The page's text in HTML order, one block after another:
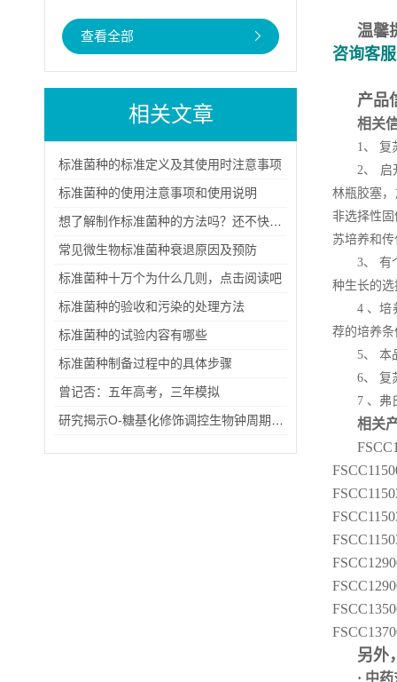
查看全部
相关文章
标准菌种的标准定义及其使用时注意事项
标准菌种的使用注意事项和使用说明
常见微生物标准菌种衰退原因及预防
标准菌种十万个为什么几则，点击阅读吧
标准菌种的验收和污染的处理方法
标准菌种的试验内容有哪些
标准菌种制备过程中的具体步骤
曾记否：五年高考，三年模拟
温馨
咨询客
产品
相关
1、 复
2、 启
林瓶胶塞
非选择性
苏培养和
3、 有
种生长的
4 、培
荐的培养
5、 本
6、 复
7 、弗
相关
另外
· 中